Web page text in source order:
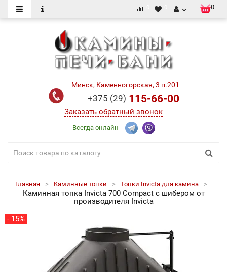
0
Минск, Каменногорская, 3 п.201
+375 (29) 115-66-00
Заказать обратный звонок
Всегда онлайн -
Главная Каминные топки Топки Invicta для камина
Каминная топка Invicta 700 Compact с шибером от
производителя Invicta
- 15%